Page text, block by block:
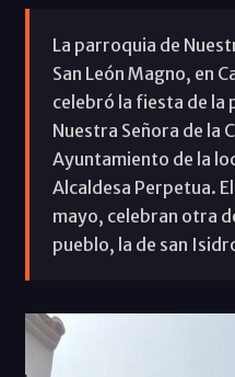
La parroquia de
San León Magno, en
celebró la fiesta de la
Nuestra Señora de la
Ayuntamiento de la
Alcaldesa Perpetua.
mayo, celebran otra
pueblo, la de san